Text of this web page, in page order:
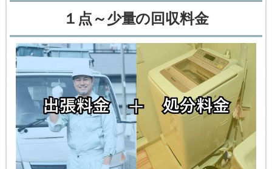
１点～少量の回収料金